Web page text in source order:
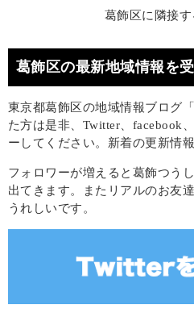
葛飾区に隣接す
葛飾区の最新地域情報を
東京都葛飾区の地域情報ブログ
た方は是非、Twitter、facebook
ーしてください。新着の更新情
フォロワーが増えると葛飾つう
出てきます。またリアルのお友
うれしいです。